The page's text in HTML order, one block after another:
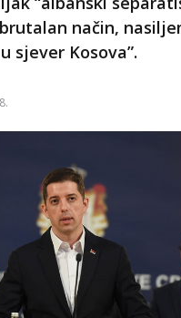
način,
sjever Kosova”.